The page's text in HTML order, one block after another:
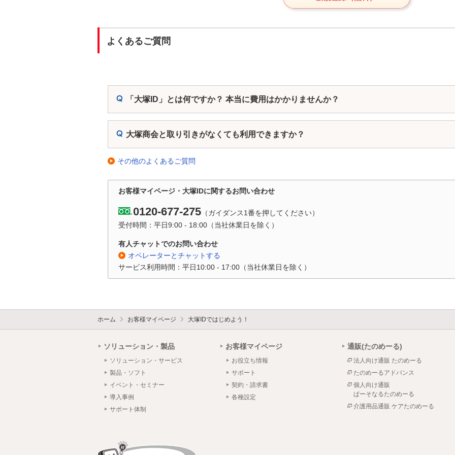
よくあるご質問
「大塚ID」とは何ですか？ 本当に費用はかかりませんか？
大塚商会と取り引きがなくても利用できますか？
その他のよくあるご質問
お客様マイページ・大塚IDに関するお問い合わせ
0120-677-275 （ガイダンス1番を押してください）
受付時間：平日9:00 - 18:00（当社休業日を除く）
有人チャットでのお問い合わせ
オペレーターとチャットする
サービス利用時間：平日10:00 - 17:00（当社休業日を除く）
ホーム お客様マイページ 大塚IDではじめよう！
ソリューション・製品
ソリューション・サービス
製品・ソフト
イベント・セミナー
導入事例
サポート体制
お客様マイページ
お役立ち情報
サポート
契約・請求書
各種設定
通販(たのめーる)
法人向け通販 たのめーる
たのめーるアドバンス
個人向け通販
ぱーそなるたのめーる
介護用品通販 ケアたのめーる